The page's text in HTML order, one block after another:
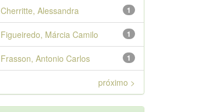
1
Cherritte, Alessandra
1
Figueiredo, Márcia Camilo
1
Frasson, Antonio Carlos
próximo >